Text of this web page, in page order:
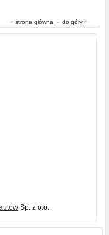
« strona główna - do góry ^
Sp. z o.o.